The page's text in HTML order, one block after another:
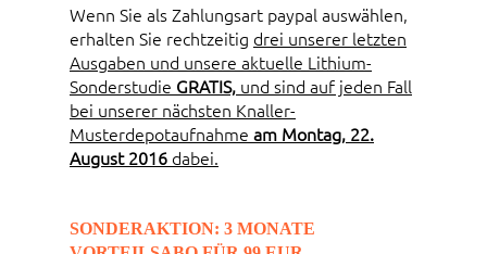
Wenn Sie als Zahlungsart paypal auswählen,
erhalten Sie rechtzeitig drei unserer letzten
Ausgaben und unsere aktuelle Lithium-
Sonderstudie GRATIS, und sind auf jeden Fall
bei unserer nächsten Knaller-
Musterdepotaufnahme am Montag, 22.
August 2016 dabei.
SONDERAKTION: 3 MONATE